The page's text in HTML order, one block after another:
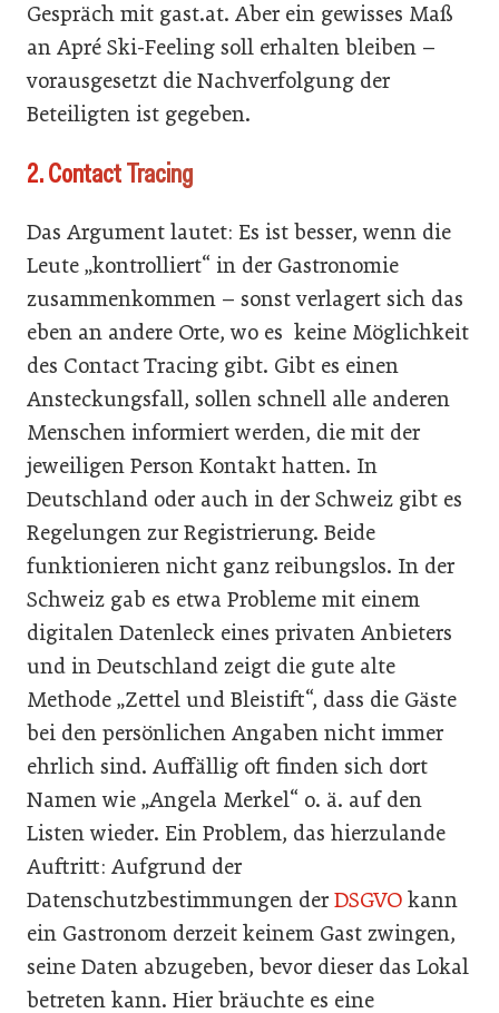
Gespräch mit gast.at. Aber ein gewisses Maß
an Apré Ski-Feeling soll erhalten bleiben –
vorausgesetzt die Nachverfolgung der
Beteiligten ist gegeben.
2. Contact Tracing
Das Argument lautet: Es ist besser, wenn die
Leute „kontrolliert“ in der Gastronomie
zusammenkommen – sonst verlagert sich das
eben an andere Orte, wo es keine Möglichkeit
des Contact Tracing gibt. Gibt es einen
Ansteckungsfall, sollen schnell alle anderen
Menschen informiert werden, die mit der
jeweiligen Person Kontakt hatten. In
Deutschland oder auch in der Schweiz gibt es
Regelungen zur Registrierung. Beide
funktionieren nicht ganz reibungslos. In der
Schweiz gab es etwa Probleme mit einem
digitalen Datenleck eines privaten Anbieters
und in Deutschland zeigt die gute alte
Methode „Zettel und Bleistift“, dass die Gäste
bei den persönlichen Angaben nicht immer
ehrlich sind. Auffällig oft finden sich dort
Namen wie „Angela Merkel“ o. ä. auf den
Listen wieder. Ein Problem, das hierzulande
Auftritt: Aufgrund der
Datenschutzbestimmungen der DSGVO kann
ein Gastronom derzeit keinem Gast zwingen,
seine Daten abzugeben, bevor dieser das Lokal
betreten kann. Hier bräuchte es eine